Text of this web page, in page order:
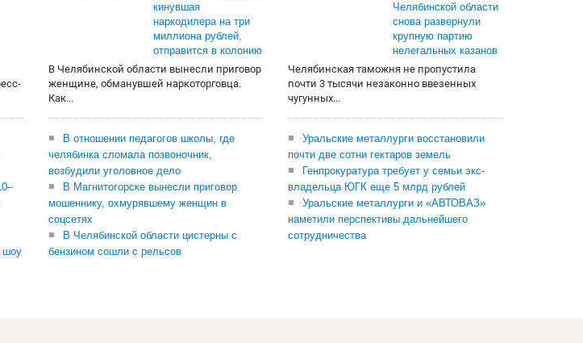
шоу
кинувшая
наркодилера на три
миллиона рублей,
отправится в колонию
В Челябинской области вынесли приговор
женщине, обманувшей наркоторговца.
Как...
В отношении педагогов школы, где
челябинка сломала позвоночник,
возбудили уголовное дело
В Магнитогорске вынесли приговор
мошеннику, охмурявшему женщин в
соцсетях
В Челябинской области цистерны с
бензином сошли с рельсов
Челябинской области
снова развернули
крупную партию
нелегальных казанов
Челябинская таможня не пропустила
почти 3 тысячи незаконно ввезенных
чугунных...
Уральские металлурги восстановили
почти две сотни гектаров земель
Генпрокуратура требует у семьи экс-
владельца ЮГК еще 5 млрд рублей
Уральские металлурги и «АВТОВАЗ»
наметили перспективы дальнейшего
сотрудничества